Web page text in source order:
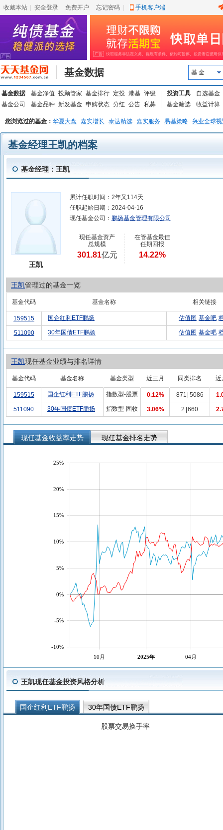
收藏本站 安全登录 免费开户 忘记密码 手机客户端
基金数据 基 金
基金数据 基金净值 投顾管家 基金排行 定投 港基 评级
基金公司
基金品种 新发基金 申购状态 分红 公告 私募
投资工具
自选基金
基金筛选
收益计算
您浏览过的基金： 华夏大盘 嘉实增长 泰达精选 嘉实服务 易基策略 兴业全球
基金经理王凯的档案
基金经理：王凯
王凯
累计任职时间： 2年又114天
任职起始日期： 2024-04-16
现任基金公司： 鹏扬基金管理有限公司
现任基金资产
总规模
301.81亿元
在管基金最佳
任期回报
14.22%
王凯管理过的基金一览
基金代码 基金名称 相关链接
159515 国企红利ETF鹏扬 估值图 基金吧
511090 30年国债ETF鹏扬 估值图 基金吧
王凯现任基金业绩与排名详情
基金代码 基金名称 基金类型 近三月 同类排名 近
159515 国企红利ETF鹏扬 指数型-股票 0.12% 871 5086
511090 30年国债ETF鹏扬 指数型-固收 3.06% 2 660
现任基金收益率走势 现任基金排名走势
10月 2025年 04月
-10%
-5%
0%
5%
10%
15%
20%
25%
王凯现任基金投资风格分析
国企红利ETF鹏扬 30年国债ETF鹏扬
股票交易换手率